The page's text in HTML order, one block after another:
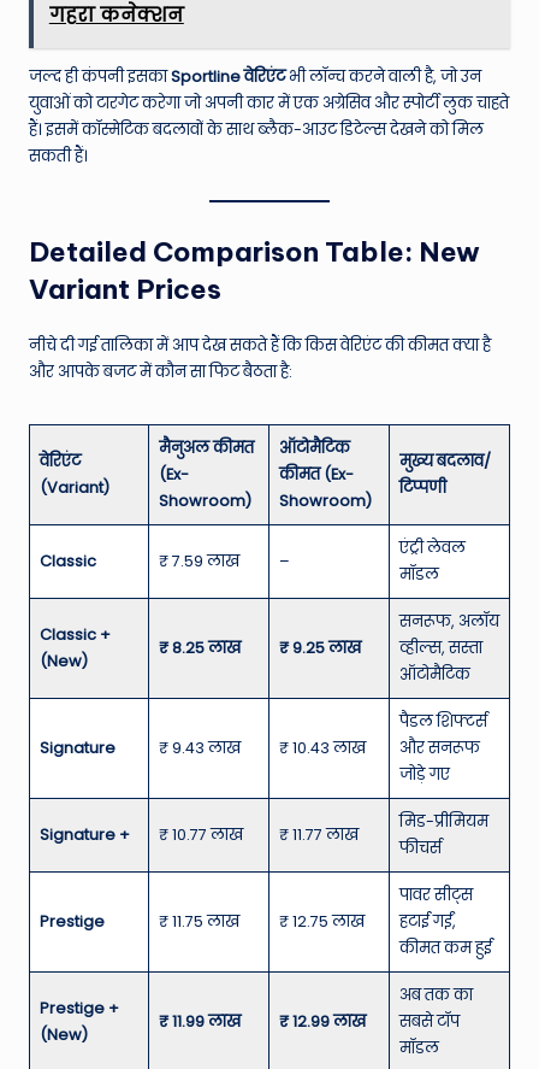
गहरा कनेक्शन
जल्द ही कंपनी इसकाSportline वेरिएंटभी लॉन्च करने वाली है, जो उन
युवाओं को टारगेट करेगा जो अपनी कार में एक अग्रेसिव और स्पोर्टी लुक चाहते
हैं। इसमें कॉस्मेटिक बदलावों के साथ ब्लैक-आउट डिटेल्स देखने को मिल
सकती हैं।
Detailed Comparison Table: New
Variant Prices
नीचे दी गई तालिका में आप देख सकते हैं कि किस वेरिएंट की कीमत क्या है
और आपके बजट में कौन सा फिट बैठता है:
वेरिएंट
(Variant)
मैनुअल कीमत
(Ex-
Showroom)
ऑटोमैटिक
कीमत (Ex-
Showroom)
मुख्य बदलाव/
टिप्पणी
Classic ₹ 7.59 लाख –
एंट्री लेवल
मॉडल
Classic +
(New)
₹ 8.25 लाख ₹ 9.25 लाख
सनरूफ, अलॉय
व्हील्स, सस्ता
ऑटोमैटिक
Signature ₹ 9.43 लाख ₹ 10.43 लाख
पैडल शिफ्टर्स
और सनरूफ
जोड़े गए
Signature + ₹ 10.77 लाख ₹ 11.77 लाख
मिड-प्रीमियम
फीचर्स
Prestige ₹ 11.75 लाख ₹ 12.75 लाख
पावर सीट्स
हटाई गईं,
कीमत कम हुई
Prestige +
(New)
₹ 11.99 लाख ₹ 12.99 लाख
अब तक का
सबसे टॉप
मॉडल